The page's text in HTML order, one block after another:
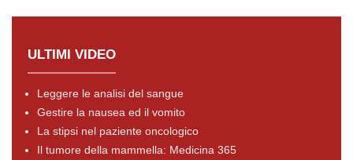
ULTIMI VIDEO
Leggere le analisi del sangue
Gestire la nausea ed il vomito
La stipsi nel paziente oncologico
Il tumore della mammella: Medicina 365